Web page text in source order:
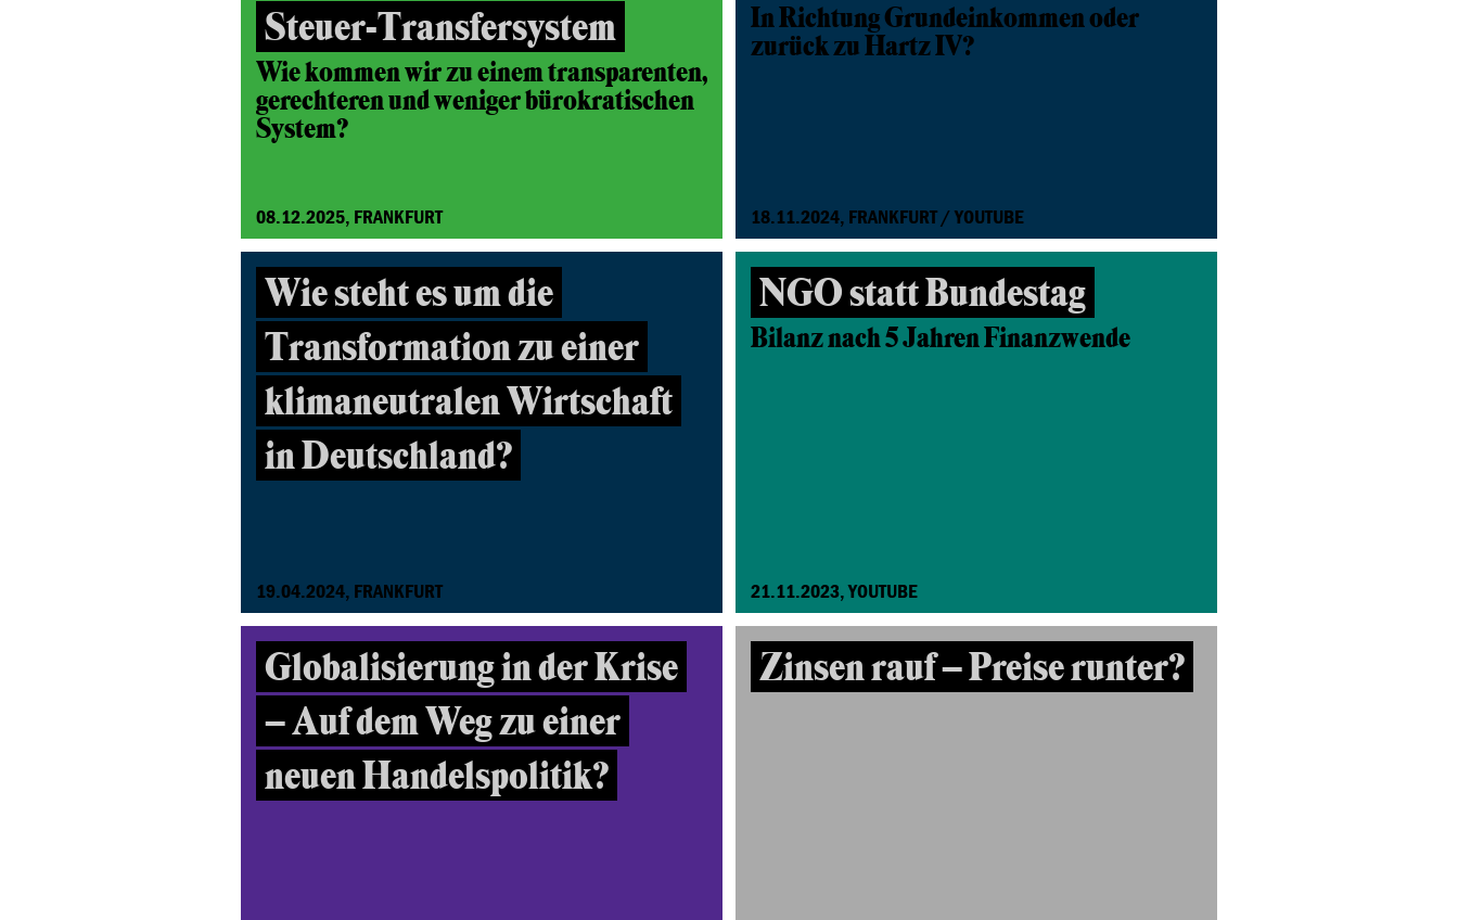
Steuer-Transfersystem
Wie kommen wir zu einem transparenten,
gerechteren und weniger bürokratischen
System?
08.12.2025, FRANKFURT
In Richtung Grundeinkommen oder
zurück zu Hartz IV?
18.11.2024, FRANKFURT / YOUTUBE
Wie steht es um die
Transformation zu einer
klimaneutralen Wirtschaft
in Deutschland?
19.04.2024, FRANKFURT
NGO statt Bundestag
Bilanz nach 5 Jahren Finanzwende
21.11.2023, YOUTUBE
Globalisierung in der Krise
– Auf dem Weg zu einer
neuen Handelspolitik?
Zinsen rauf – Preise runter?